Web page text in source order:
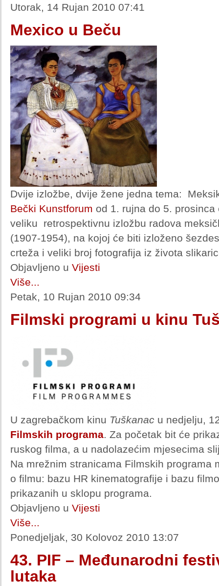
Utorak, 14 Rujan 2010 07:41
Mexico u Beču
Dvije izložbe, dvije žene jedna tema:
Bečki Kunstforum od 1. rujna do 5.
veliku retrospektivnu izložbu radova
(1907-1954), na kojoj će biti izloženo
crteža i veliki broj fotografija iz života
Objavljeno u Vijesti
Više...
Petak, 10 Rujan 2010 09:34
Filmski programi u kinu
U zagrebačkom kinu Tuškanac u nedjelju,
Filmskih programa. Za početak bit će
ruskog filma, a u nadolazećim mjesecima
Na mrežnim stranicama Filmskih programa
o filmu: bazu HR kinematografije i bazu
prikazanih u sklopu programa.
Objavljeno u Vijesti
Više...
Ponedjeljak, 30 Kolovoz 2010 13:07
43. PIF – Međunarodni
lutaka